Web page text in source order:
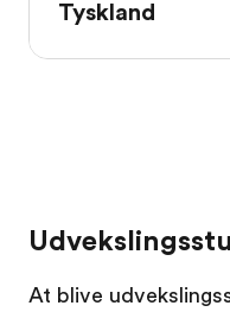
Tyskland
At blive